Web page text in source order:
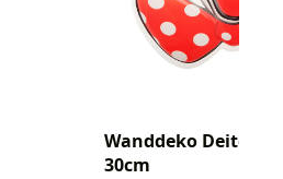
Wanddeko Deiters
30cm